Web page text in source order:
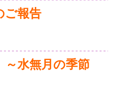
ご報告
水無月の季節